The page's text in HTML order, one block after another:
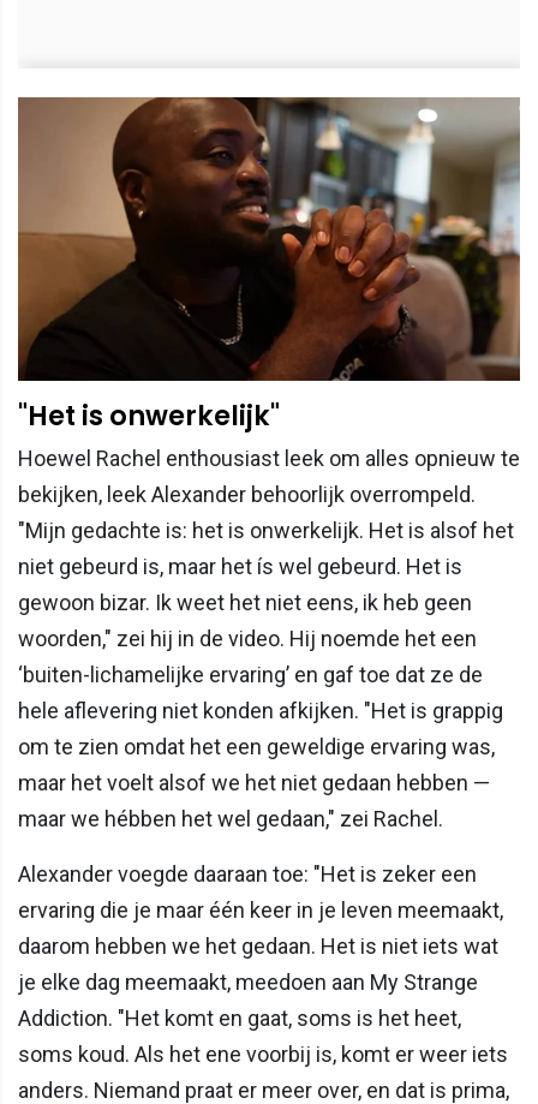
"Het is onwerkelijk"
Hoewel Rachel enthousiast leek om alles opnieuw te
bekijken, leek Alexander behoorlijk overrompeld.
"Mijn gedachte is: het is onwerkelijk. Het is alsof het
niet gebeurd is, maar het ís wel gebeurd. Het is
gewoon bizar. Ik weet het niet eens, ik heb geen
woorden," zei hij in de video. Hij noemde het een
‘buiten-lichamelijke ervaring’ en gaf toe dat ze de
hele aflevering niet konden afkijken. "Het is grappig
om te zien omdat het een geweldige ervaring was,
maar het voelt alsof we het niet gedaan hebben —
maar we hébben het wel gedaan," zei Rachel.
Alexander voegde daaraan toe: "Het is zeker een
ervaring die je maar één keer in je leven meemaakt,
daarom hebben we het gedaan. Het is niet iets wat
je elke dag meemaakt, meedoen aan My Strange
Addiction. "Het komt en gaat, soms is het heet,
soms koud. Als het ene voorbij is, komt er weer iets
anders. Niemand praat er meer over, en dat is prima,